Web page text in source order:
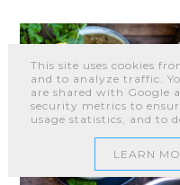
This site uses cookies
and to analyze traffic.
are shared with Google
security metrics to
usage statistics, and to
LEARN